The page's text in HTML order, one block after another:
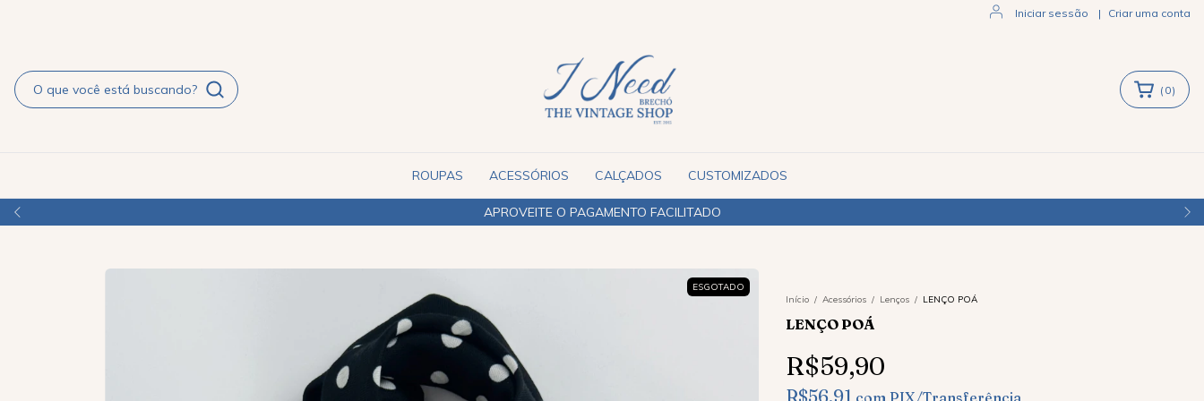
Iniciar sessão | Criar uma conta
PAGAMENTO FACILITADO
( 0)
ROUPAS ACESSÓRIOS CALÇADOS CUSTOMIZADOS
ESGOTADO
Início / Acessórios / Lenços / LENÇO POÁ
LENÇO POÁ
R$59,90
R$56,91 com PIX/Transferência